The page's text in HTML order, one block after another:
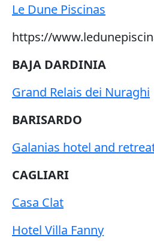
Le Dune Piscinas
https://
BAJA DARDINIA
Grand Relais dei Nuraghi
BARISARDO
Galanias hotel and
CAGLIARI
Casa Clat
Hotel Villa Fanny